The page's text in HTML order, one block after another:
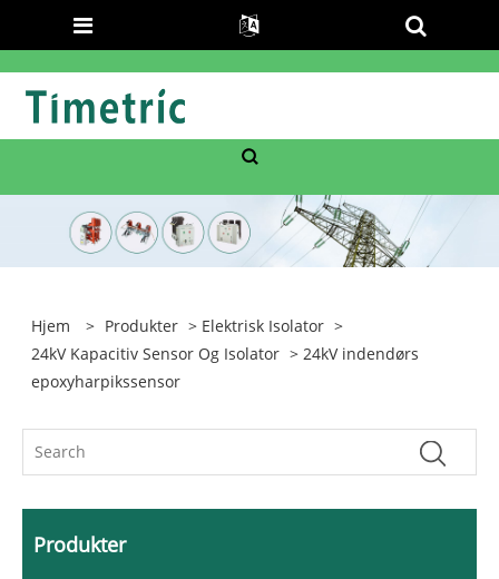
Hjem > Produkter > Elektrisk Isolator >
24kV Kapacitiv Sensor Og Isolator > 24kV indendørs
epoxyharpikssensor
Produkter